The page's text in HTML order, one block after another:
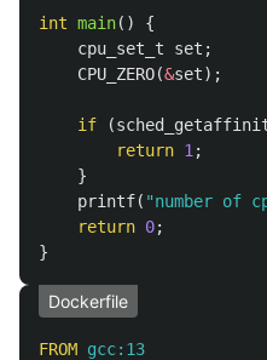
int main()
{
cpu_set_t
set ;
CPU_ZERO(&set);
if (
return 1 ;
}
printf( "number of
return 0;
}
Dockerfile
FROM gcc:13